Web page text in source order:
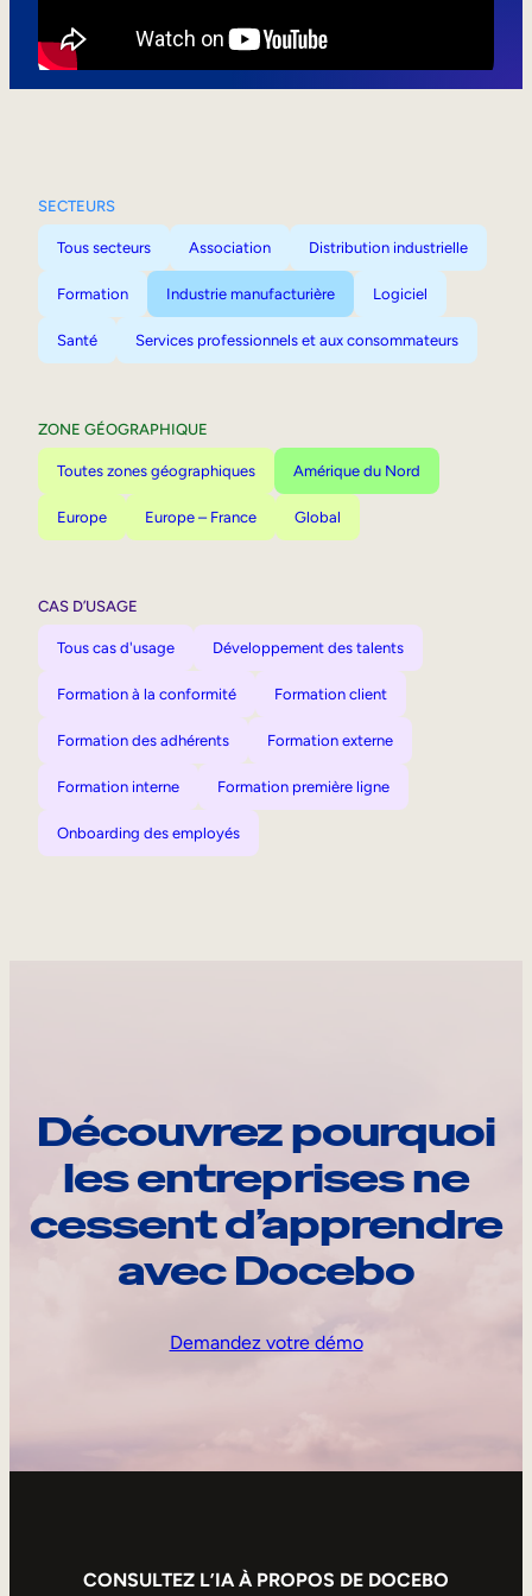
SECTEURS
Tous secteurs Association Distribution industrielle
Formation Industrie manufacturière Logiciel
Santé Services professionnels et aux consommateurs
ZONE GÉOGRAPHIQUE
Toutes zones géographiques Amérique du Nord
Europe Europe – France Global
CAS D’USAGE
Tous cas d'usage Développement des talents
Formation à la conformité Formation client
Formation des adhérents Formation externe
Formation interne Formation première ligne
Onboarding des employés
Découvrez pourquoi
les entreprises ne
cessent d’apprendre
avec Docebo
Demandez votre démo
CONSULTEZ L’IA À PROPOS DE DOCEBO